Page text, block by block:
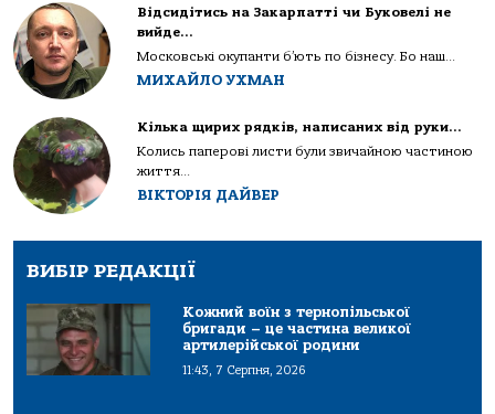
Відсидітись на Закарпатті чи Буковелі не
вийде…
Московські окупанти б’ють по бізнесу. Бо наш...
МИХАЙЛО УХМАН
Кілька щирих рядків, написаних від руки…
Колись паперові листи були звичайною частиною
життя...
ВІКТОРІЯ ДАЙВЕР
ВИБІР РЕДАКЦІЇ
Кожний воїн з тернопільської
бригади – це частина великої
артилерійської родини
11:43, 7 Серпня, 2026